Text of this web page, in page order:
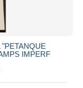
IMPERF